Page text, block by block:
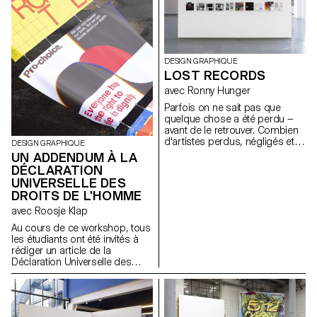
de réaliser leurs visuels sur
place et en autonomie.
résultat a été imprimée en
sérigraphie.
DESIGN GRAPHIQUE
UN ADDENDUM À LA
DÉCLARATION
UNIVERSELLE DES
DROITS DE L'HOMME
avec Roosje Klap
Au cours de ce workshop, tous
les étudiants ont été invités à
rédiger un article de la
Déclaration Universelle des
Droits de l'Homme, ce qui a
constitué un addendum pour
ce texte historique. Il a formé
une nouvelle partie du temple
DESIGN GRAPHIQUE
LOST RECORDS
avec Ronny Hunger
Parfois on ne sait pas que
quelque chose a été perdu —
avant de le retrouver. Combien
d'artistes perdus, négligés et
d'espoirs et de prise de
position ont été détruits? Nous
avons retrouvé 8 de ces
albums et avons travaillé sur